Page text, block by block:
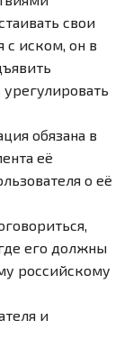
свои
с иском, он в
обязана в
её
о её
его должны
российскому
и